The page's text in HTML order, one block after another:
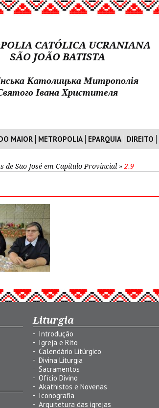
CATÓLICA UCRANIANA
SÃO JOÃO BATISTA
Католицька Митрополія
Івана Христителя
MAIOR METROPOLIA EPARQUIA DIREITO
de São José em Capítulo Provincial » 2.9
Liturgia
Introdução
Igreja e Rito
Calendário Litúrgico
Divina Liturgia
Sacramentos
Ofício Divino
Akathistos e Novenas
Iconografia
Arquitetura das igrejas